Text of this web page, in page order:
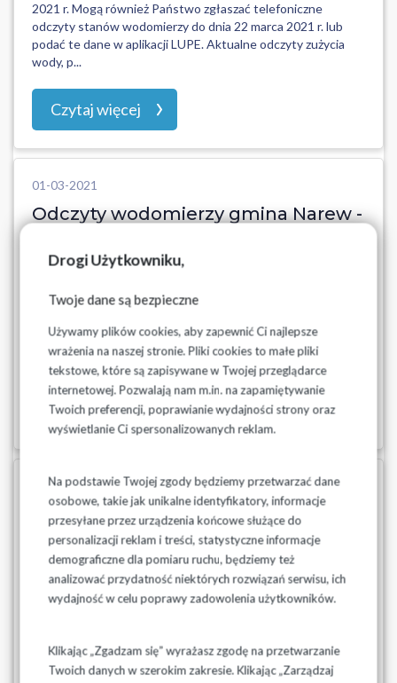
Drogi Użytkowniku,
Twoje dane są bezpieczne
Używamy plików cookies, aby zapewnić Ci najlepsze
wrażenia na naszej stronie. Pliki cookies to małe pliki
tekstowe, które są zapisywane w Twojej przeglądarce
internetowej. Pozwalają nam m.in. na zapamiętywanie
Twoich preferencji, poprawianie wydajności strony oraz
wyświetlanie Ci spersonalizowanych reklam.
Na podstawie Twojej zgody będziemy przetwarzać dane
osobowe, takie jak unikalne identyfikatory, informacje
przesyłane przez urządzenia końcowe służące do
personalizacji reklam i treści, statystyczne informacje
demograficzne dla pomiaru ruchu, będziemy też
analizować przydatność niektórych rozwiązań serwisu, ich
wydajność w celu poprawy zadowolenia użytkowników.
Klikając „Zgadzam się” wyrażasz zgodę na przetwarzanie
Twoich danych w szerokim zakresie. Klikając „Zarządzaj
2021 r. Mogą również Państwo zgłaszać telefoniczne
odczyty stanów wodomierzy do dnia 22 marca 2021 r. lub
podać te dane w aplikacji LUPE. Aktualne odczyty zużycia
wody, p...
Czytaj więcej
01-03-2021
Odczyty wodomierzy gmina Narew -
Wodociągi Podlaskie Sp. z o.o. informują o odczytywaniu
przez inkasentów stanów wodomierzy w miesiącu marzec
2021 r. Mogą również Państwo zgłaszać telefoniczne
odczyty stanów wodomierzy do dnia 22 marca 2021 r. lub
podać te dane w aplikacji LUPE. Aktualne odczyty zużycia
wody, p...
Czytaj więcej
01-03-2021
Odczyty wodomierzy gmina
Kleszczele - marzec 2021 r.
Wodociągi Podlaskie Sp. z o.o. informują o odczytywaniu
przez inkasentów stanów wodomierzy w miesiącu marzec
2021 r. Mogą również Państwo zgłaszać telefoniczne
podać te dane w aplikacji LUPE. Aktualne odczyty zużycia
wody, p...